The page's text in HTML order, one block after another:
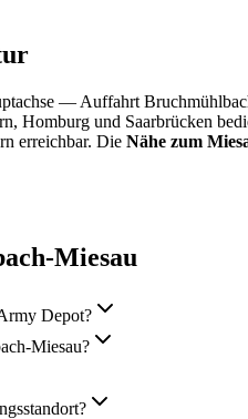
— Auffahrt
Homburg und Saarbrücken
erreichbar. Die Nähe zum
Miesau
Depot?
Miesau?